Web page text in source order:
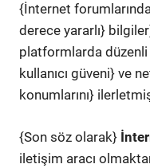
{İnternet
derece yararlı}
platformlarda düzenli
kullanıcı güveni} ve
konumlarını}
{Son söz olarak}
iletişim aracı